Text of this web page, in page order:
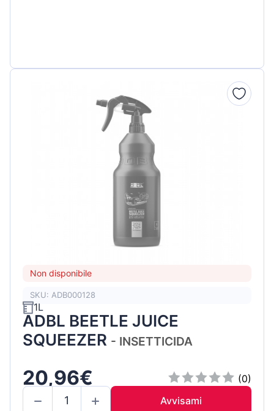
Non disponibile
SKU: ADB000128
1L
ADBL BEETLE JUICE
SQUEEZER - INSETTICIDA
20,96€
(0)
Avvisami